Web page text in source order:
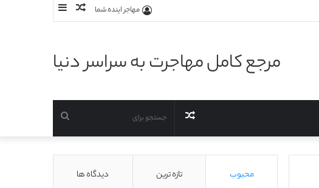
نوشته
مهاجر اینده شما
مرجع کامل مهاجرت به سراسر دنیا
برای
نوشته
تصادفی
محبوب تازه ترین دیدگاه ها